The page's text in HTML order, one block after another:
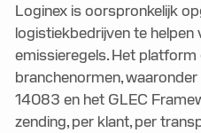
Loginex is oorspronkelijk
logistiekbedrijven te helpen
emissieregels. Het
branchenormen, waaronder
14083 en het GLEC
zending, per klant, per